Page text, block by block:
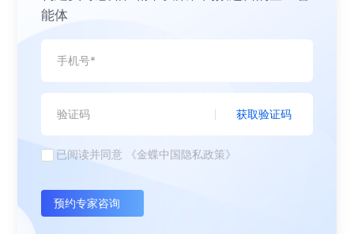
能体
获取验证码
已阅读并同意 《金蝶中国隐私政策》
预约专家咨询